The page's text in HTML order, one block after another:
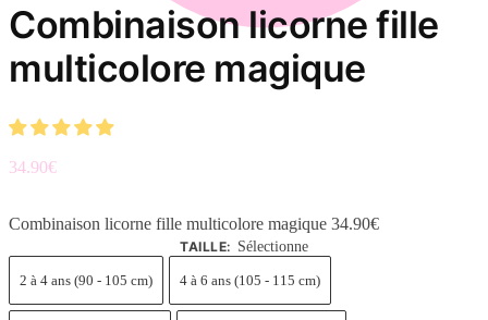
Combinaison licorne fille
multicolore magique
34.90€
Combinaison licorne fille multicolore magique 34.90€
TAILLE: Sélectionne
2 à 4 ans (90 - 105 cm) 4 à 6 ans (105 - 115 cm)